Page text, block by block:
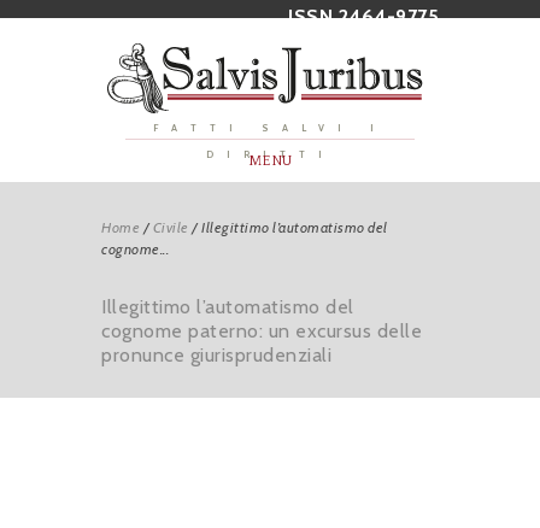
ISSN 2464-9775
FATTI SALVI I
DIRITTI
MENU
Home /Civile /Illegittimo l’automatismo del
cognome...
Illegittimo l’automatismo del
cognome paterno: un excursus delle
pronunce giurisprudenziali